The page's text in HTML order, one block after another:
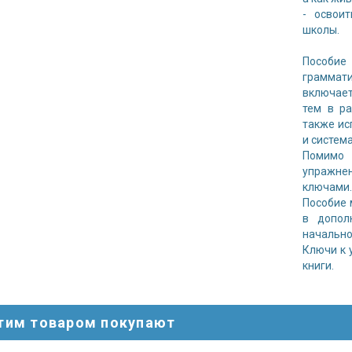
-
школы.
тем в
также
и
Помимо
ключами.
Пособие
в
Ключи к
книги.
товаром покупают